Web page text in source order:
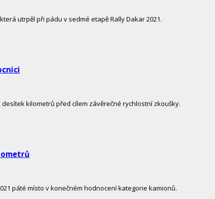
utrpěl při pádu v sedmé etapě Rally Dakar 2021.
kilometrů před cílem závěrečné rychlostní zkoušky.
páté místo v konečném hodnocení kategorie kamionů.